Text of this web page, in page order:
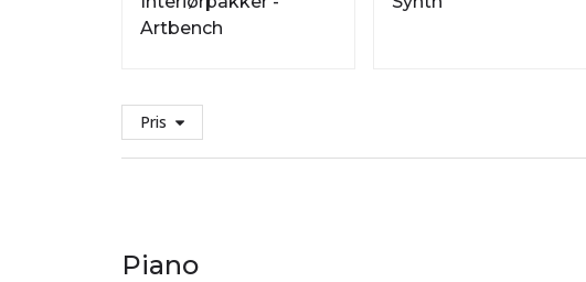
Artbench
Pris
Piano